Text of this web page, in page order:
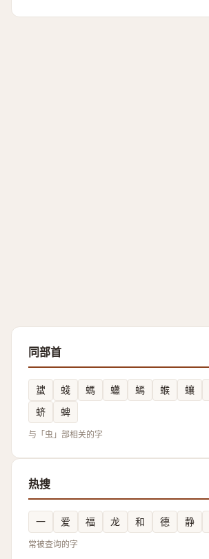
同部首
䗝 䗃 螞 蠨 䗡 䗔 蠰
蛴
蜱
与「虫」部相关的字
热搜
一 爱 福 龙 和 德 静
常被查询的字